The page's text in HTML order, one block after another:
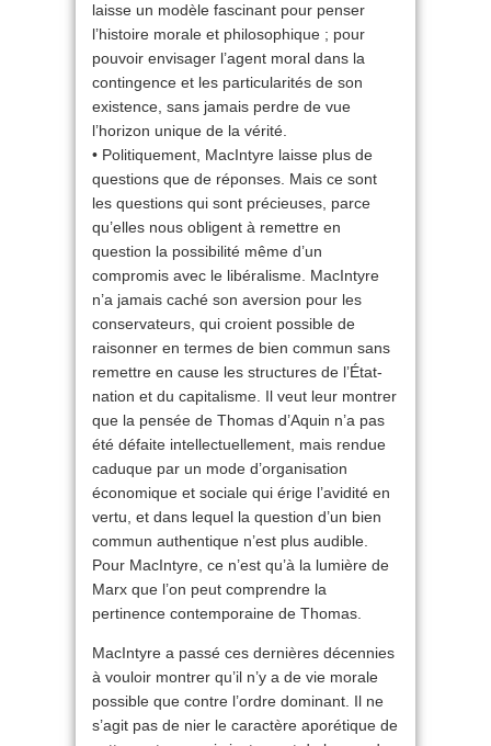
laisse un modèle fascinant pour penser
l’histoire morale et philosophique ; pour
pouvoir envisager l’agent moral dans la
contingence et les particularités de son
existence, sans jamais perdre de vue
l’horizon unique de la vérité.
• Politiquement, MacIntyre laisse plus de
questions que de réponses. Mais ce sont
les questions qui sont précieuses, parce
qu’elles nous obligent à remettre en
question la possibilité même d’un
compromis avec le libéralisme. MacIntyre
n’a jamais caché son aversion pour les
conservateurs, qui croient possible de
raisonner en termes de bien commun sans
remettre en cause les structures de l’État-
nation et du capitalisme. Il veut leur montrer
que la pensée de Thomas d’Aquin n’a pas
été défaite intellectuellement, mais rendue
caduque par un mode d’organisation
économique et sociale qui érige l’avidité en
vertu, et dans lequel la question d’un bien
commun authentique n’est plus audible.
Pour MacIntyre, ce n’est qu’à la lumière de
Marx que l’on peut comprendre la
pertinence contemporaine de Thomas.
MacIntyre a passé ces dernières décennies
à vouloir montrer qu’il n’y a de vie morale
possible que contre l’ordre dominant. Il ne
s’agit pas de nier le caractère aporétique de